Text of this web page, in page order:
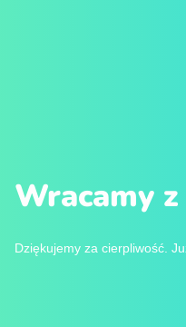
Wracamy
Dziękujemy za cierpliwość.